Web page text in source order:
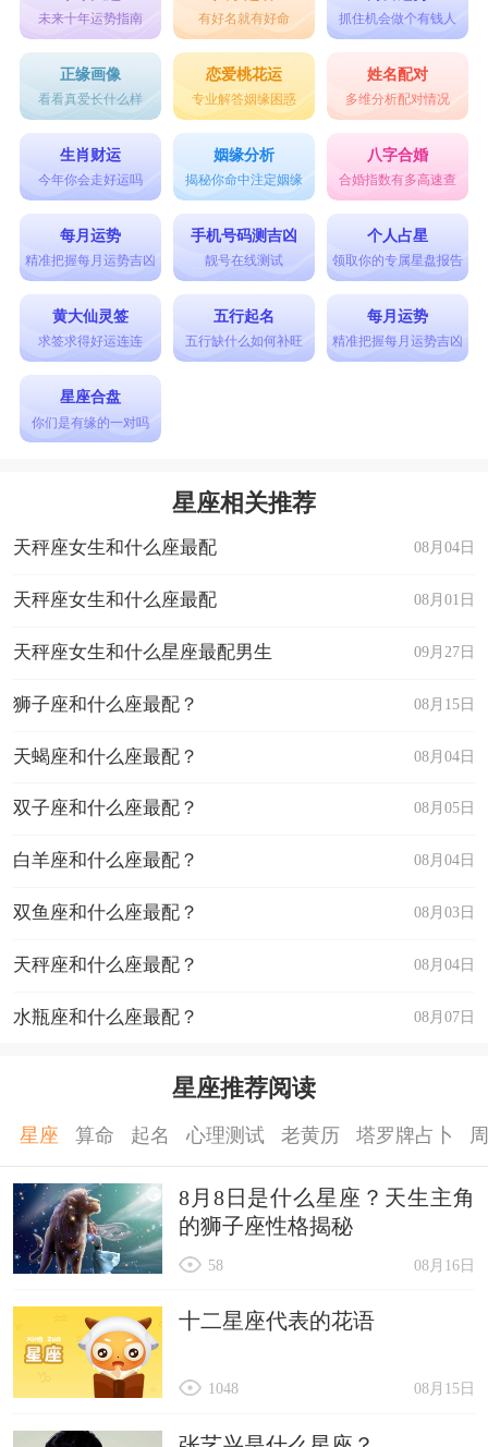
未来十年运势指南 有好名就有好命 抓住机会做个有钱人
正缘画像
看看真爱长什么样
恋爱桃花运
专业解答姻缘困惑
姓名配对
多维分析配对情况
生肖财运
今年你会走好运吗
姻缘分析
揭秘你命中注定姻缘
八字合婚
合婚指数有多高速查
每月运势
精准把握每月运势吉凶
手机号码测吉凶
靓号在线测试
个人占星
领取你的专属星盘报告
黄大仙灵签
求签求得好运连连
五行起名
五行缺什么如何补旺
每月运势
精准把握每月运势吉凶
星座合盘
你们是有缘的一对吗
星座相关推荐
08月04日
天秤座女生和什么座最配
08月01日
天秤座女生和什么座最配
09月27日
天秤座女生和什么星座最配男生
08月15日
狮子座和什么座最配？
08月04日
天蝎座和什么座最配？
08月05日
双子座和什么座最配？
08月04日
白羊座和什么座最配？
08月03日
双鱼座和什么座最配？
08月04日
天秤座和什么座最配？
08月07日
水瓶座和什么座最配？
星座推荐阅读
星座 算命 起名 心理测试 老黄历 塔罗牌占卜
8月8日是什么星座？天生主角
的狮子座性格揭秘
08月16日
58
十二星座代表的花语
08月15日
1048